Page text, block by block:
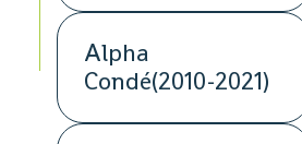
Alpha
Condé(2010-2021)